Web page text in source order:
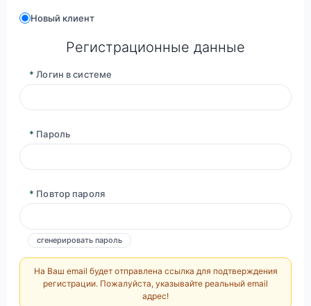
Новый клиент
Регистрационные данные
* Логин в системе
* Пароль
* Повтор пароля
сгенерировать пароль
На Ваш email будет отправлена ссылка для подтверждения
регистрации. Пожалуйста, указывайте реальный email
адрес!